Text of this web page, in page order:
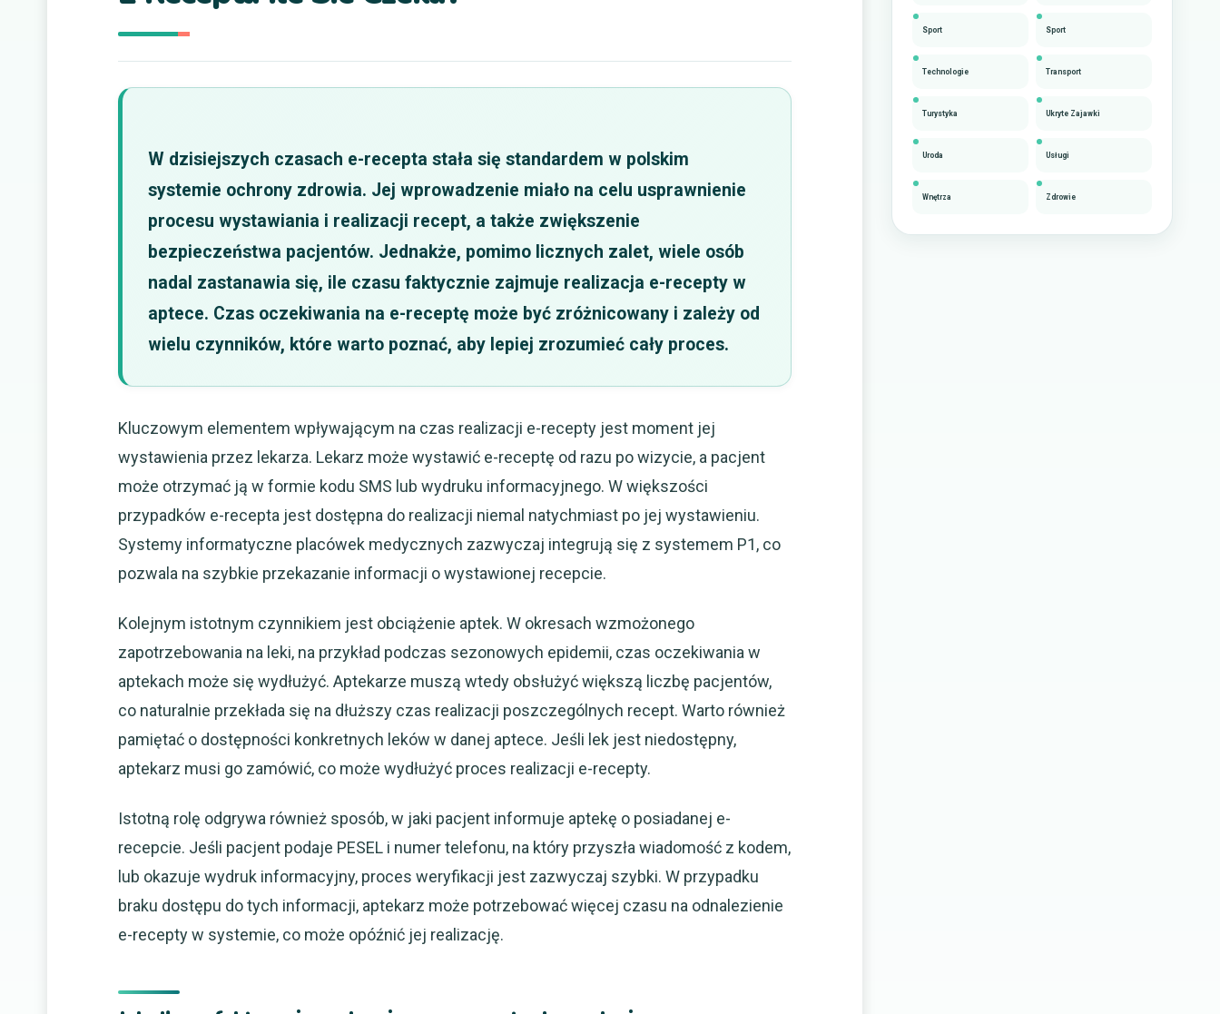
W dzisiejszych czasach e-recepta stała się standardem w polskim
systemie ochrony zdrowia. Jej wprowadzenie miało na celu usprawnienie
procesu wystawiania i realizacji recept, a także zwiększenie
bezpieczeństwa pacjentów. Jednakże, pomimo licznych zalet, wiele osób
nadal zastanawia się, ile czasu faktycznie zajmuje realizacja e-recepty w
aptece. Czas oczekiwania na e-receptę może być zróżnicowany i zależy od
wielu czynników, które warto poznać, aby lepiej zrozumieć cały proces.
Kluczowym elementem wpływającym na czas realizacji e-recepty jest moment jej
wystawienia przez lekarza. Lekarz może wystawić e-receptę od razu po wizycie, a pacjent
może otrzymać ją w formie kodu SMS lub wydruku informacyjnego. W większości
przypadków e-recepta jest dostępna do realizacji niemal natychmiast po jej wystawieniu.
Systemy informatyczne placówek medycznych zazwyczaj integrują się z systemem P1, co
pozwala na szybkie przekazanie informacji o wystawionej recepcie.
Kolejnym istotnym czynnikiem jest obciążenie aptek. W okresach wzmożonego
zapotrzebowania na leki, na przykład podczas sezonowych epidemii, czas oczekiwania w
aptekach może się wydłużyć. Aptekarze muszą wtedy obsłużyć większą liczbę pacjentów,
co naturalnie przekłada się na dłuższy czas realizacji poszczególnych recept. Warto również
pamiętać o dostępności konkretnych leków w danej aptece. Jeśli lek jest niedostępny,
aptekarz musi go zamówić, co może wydłużyć proces realizacji e-recepty.
Istotną rolę odgrywa również sposób, w jaki pacjent informuje aptekę o posiadanej e-
recepcie. Jeśli pacjent podaje PESEL i numer telefonu, na który przyszła wiadomość z kodem,
lub okazuje wydruk informacyjny, proces weryfikacji jest zazwyczaj szybki. W przypadku
braku dostępu do tych informacji, aptekarz może potrzebować więcej czasu na odnalezienie
e-recepty w systemie, co może opóźnić jej realizację.
Sport Sport
Technologie Transport
Turystyka Ukryte Zajawki
Uroda Usługi
Wnętrza Zdrowie